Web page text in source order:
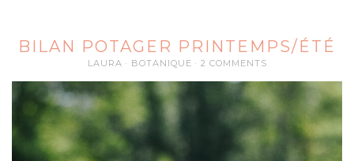
BILAN POTAGER PRINTEMPS/ÉTÉ
LAURA BOTANIQUE 2 COMMENTS